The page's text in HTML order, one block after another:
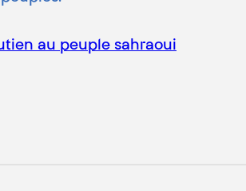
au peuple sahraoui